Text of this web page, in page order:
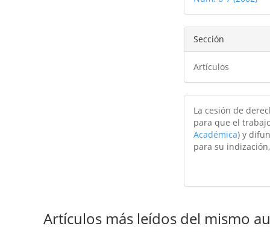
artículo
Sección
Artículos
La cesión de
para que el
Académica) y
para su
Artículos más leídos del mismo